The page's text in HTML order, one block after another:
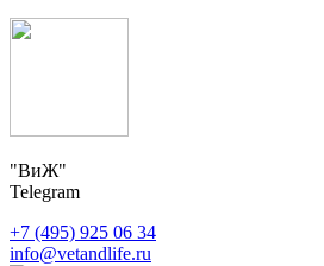
"ВиЖ"
Telegram
+7 (495) 925 06 34
info@vetandlife.ru